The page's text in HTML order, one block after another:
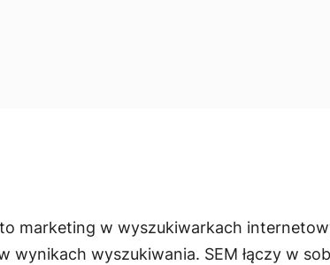
marketing w wyszukiwarkach
wyszukiwania. SEM łączy w